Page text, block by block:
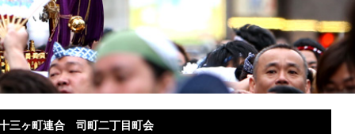
三ヶ町連合 司町二丁目町会